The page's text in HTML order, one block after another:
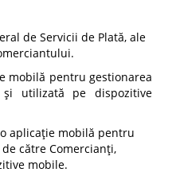
de Servicii de Plată, ale
mobilă pentru gestionarea
și utilizată pe dispozitive
aplicație mobilă pentru
către Comercianţi,
mobile.